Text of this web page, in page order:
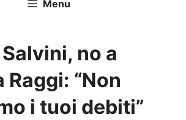
Menu
no a
“Non
i tuoi debiti”